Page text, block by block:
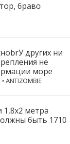
браво
других ни
не
море
ANTIZOMBIE
1,8х2 метра
быть 1710